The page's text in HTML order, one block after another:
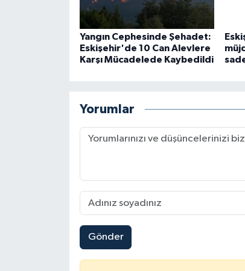
Yangın Cephesinde Şehadet:
Eskişehir'de 10 Can Alevlere
Karşı Mücadelede Kaybedildi
Yorumlar
Gönder